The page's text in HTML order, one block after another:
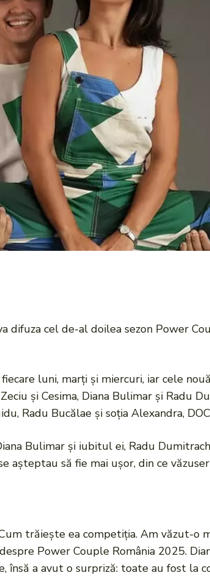
difuza cel de-al doilea sezon Power
luni, marți și miercuri, iar cele
și Cesima, Diana Bulimar și Radu
Radu Bucălae și soția Alexandra,
Bulimar și iubitul ei, Radu
așteptau să fie mai ușor, din ce
trăiește ea competiția. Am văzut-o
Power Couple România 2025.
a avut o surpriză: toate au fost la